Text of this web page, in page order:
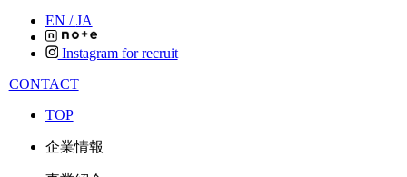
EN /JA
Instagram for recruit
CONTACT
TOP
企業情報